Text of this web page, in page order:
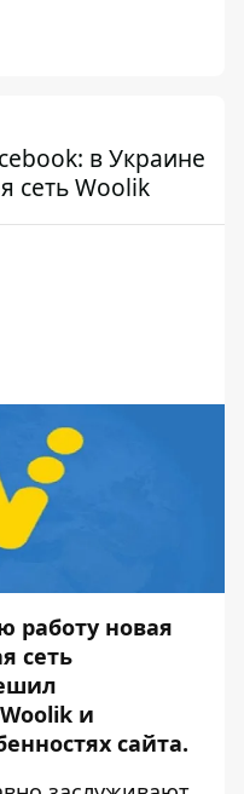
в Украине
сеть Woolik
работу новая
сеть
и
сайта.